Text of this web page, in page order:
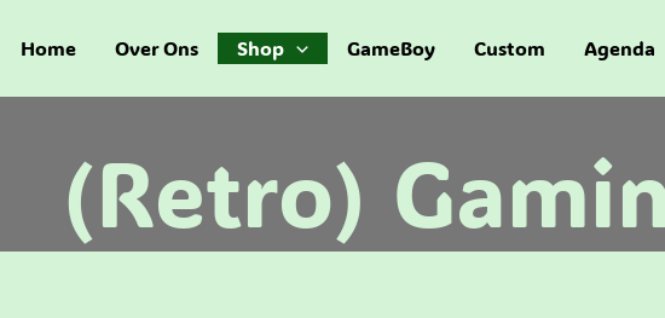
Home Over Ons Shop GameBoy Custom Agenda
(Retro)
op
populariteit